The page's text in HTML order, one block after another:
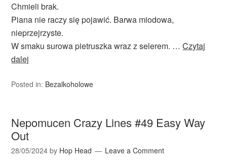
Chmieli brak.
Piana nie raczy się pojawić. Barwa miodowa,
nieprzejrzyste.
W smaku surowa pietruszka wraz z selerem. …Czytaj
dalej
Posted in: Bezalkoholowe
Nepomucen Crazy Lines #49 Easy Way
Out
28/05/2024 by Hop Head Leave a Comment